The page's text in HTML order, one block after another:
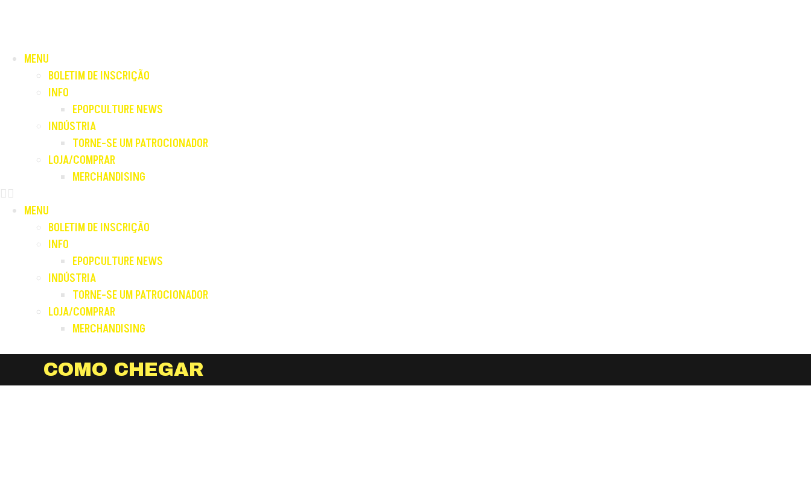
MENU
BOLETIM DE INSCRIÇÃO
INFO
EPOPCULTURE NEWS
INDÚSTRIA
TORNE-SE UM PATROCIONADOR
LOJA/COMPRAR
MERCHANDISING
MENU
BOLETIM DE INSCRIÇÃO
INFO
EPOPCULTURE NEWS
INDÚSTRIA
TORNE-SE UM PATROCIONADOR
LOJA/COMPRAR
MERCHANDISING
COMO CHEGAR